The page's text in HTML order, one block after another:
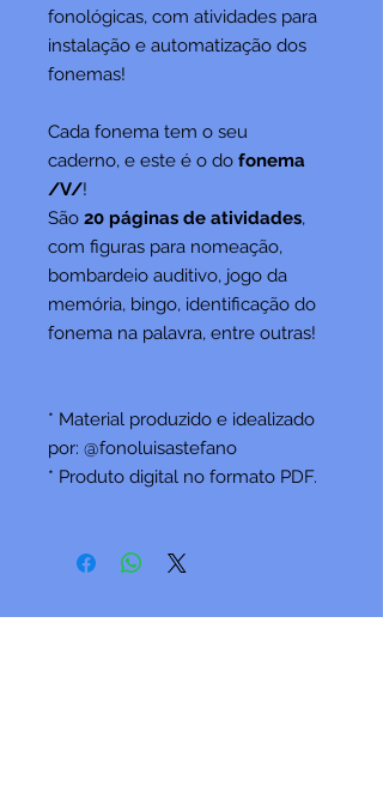
fonológicas, com atividades para
instalação e automatização dos
fonemas!
Cada fonema tem o seu
caderno, e este é o do fonema
/V/!
São 20 páginas de atividades,
com figuras para nomeação,
bombardeio auditivo, jogo da
memória, bingo, identificação do
fonema na palavra, entre outras!
* Material produzido e idealizado
por: @fonoluisastefano
* Produto digital no formato PDF.